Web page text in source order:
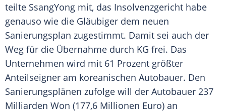
teilte SsangYong mit, das Insolvenzgericht habe
genauso wie die Gläubiger dem neuen
Sanierungsplan zugestimmt. Damit sei auch der
Weg für die Übernahme durch KG frei. Das
Unternehmen wird mit 61 Prozent größter
Anteilseigner am koreanischen Autobauer. Den
Sanierungsplänen zufolge will der Autobauer 237
Milliarden Won (177,6 Millionen Euro) an